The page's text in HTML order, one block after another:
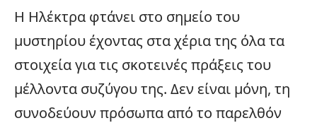
Η Ηλέκτρα φτάνει στο σημείο του
μυστηρίου έχοντας στα χέρια της όλα τα
στοιχεία για τις σκοτεινές πράξεις του
μέλλοντα συζύγου της. Δεν είναι μόνη, τη
συνοδεύουν πρόσωπα από το παρελθόν